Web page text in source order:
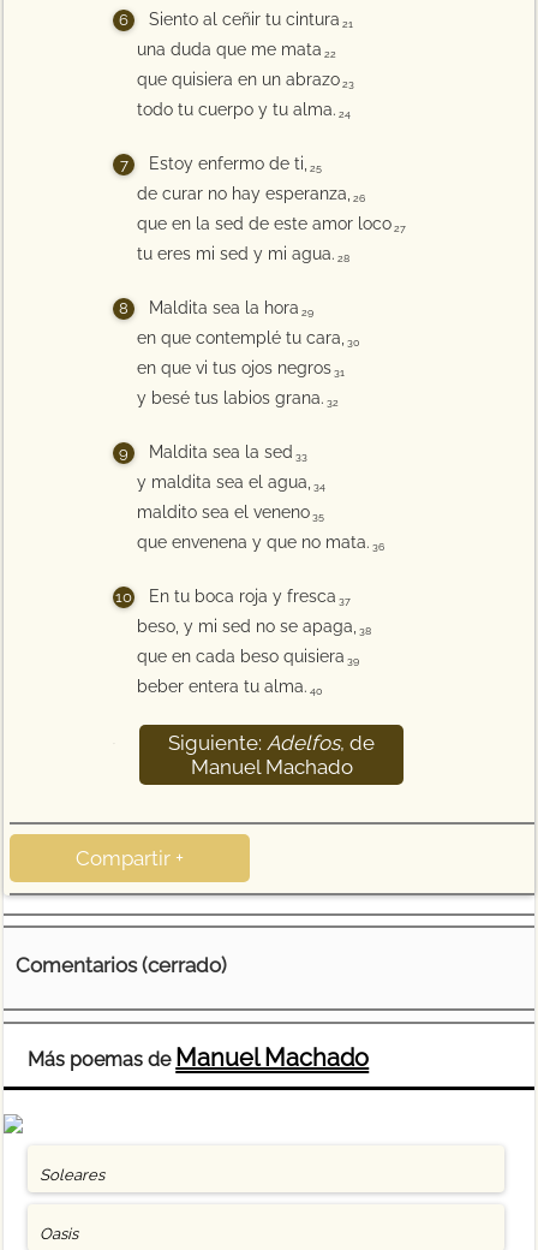
Siento al ceñir tu cintura 21
una duda que me mata 22
que quisiera en un abrazo 23
todo tu cuerpo y tu alma. 24
Estoy enfermo de ti, 25
de curar no hay esperanza, 26
que en la sed de este amor loco 27
tu eres mi sed y mi agua. 28
Maldita sea la hora 29
en que contemplé tu cara, 30
en que vi tus ojos negros 31
y besé tus labios grana. 32
Maldita sea la sed 33
y maldita sea el agua, 34
maldito sea el veneno 35
que envenena y que no mata. 36
En tu boca roja y fresca 37
beso, y mi sed no se apaga, 38
que en cada beso quisiera 39
beber entera tu alma. 40
Siguiente:Adelfos, de
Manuel Machado
Compartir +
Comentarios (cerrado)
Más poemas de Manuel Machado
Soleares
Oasis